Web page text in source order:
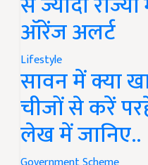
ऑरेंज अलर्ट
Lifestyle
सावन में क्या
चीजों से करें
लेख में जानिए..